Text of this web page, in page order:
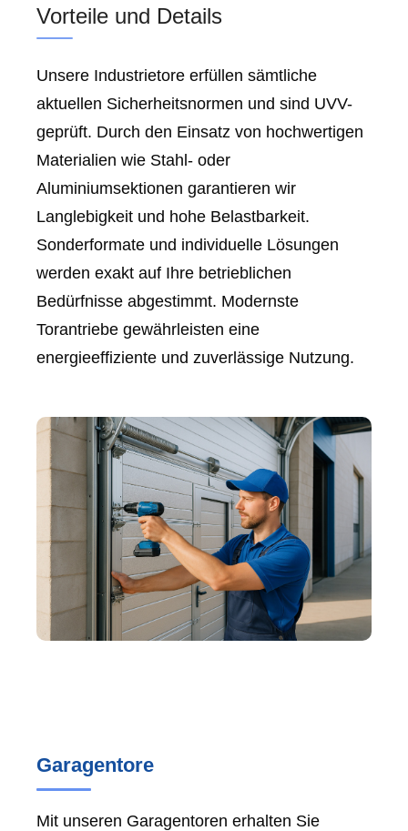
Vorteile und Details
Unsere Industrietore erfüllen sämtliche
aktuellen Sicherheitsnormen und sind UVV-
geprüft. Durch den Einsatz von hochwertigen
Materialien wie Stahl- oder
Aluminiumsektionen garantieren wir
Langlebigkeit und hohe Belastbarkeit.
Sonderformate und individuelle Lösungen
werden exakt auf Ihre betrieblichen
Bedürfnisse abgestimmt. Modernste
Torantriebe gewährleisten eine
energieeffiziente und zuverlässige Nutzung.
Garagentore
Mit unseren Garagentoren erhalten Sie